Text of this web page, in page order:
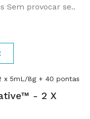
Sem provocar se..
- 2 X